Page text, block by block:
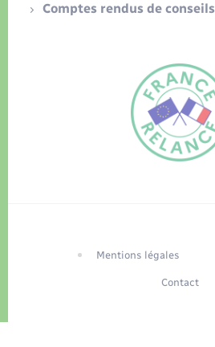
Comptes rendus de conseils
Mentions légales
Contact